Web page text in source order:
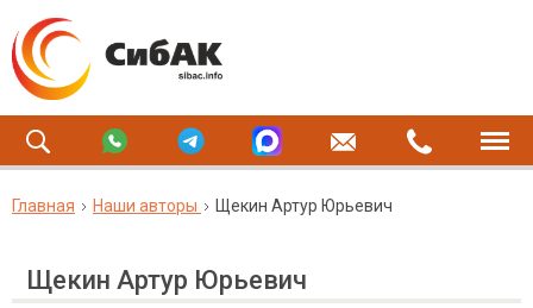
Главная Наши авторы Щекин Артур Юрьевич
Щекин Артур Юрьевич